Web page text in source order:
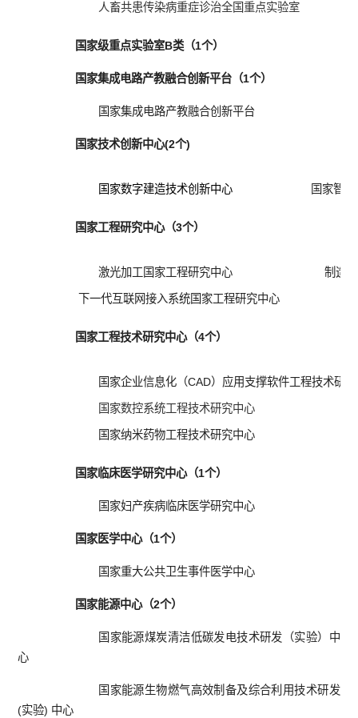
人畜共患传染病重症诊治全国重点实验室
国家级重点实验室B类（1个）
国家集成电路产教融合创新平台（1个）
国家集成电路产教融合创新平台
国家技术创新中心(2个)
国家数字建造技术创新中心 国家智
国家工程研究中心（3个）
激光加工国家工程研究中心 制造
下一代互联网接入系统国家工程研究中心
国家工程技术研究中心（4个）
国家企业信息化（CAD）应用支撑软件工程技术研
国家数控系统工程技术研究中心
国家纳米药物工程技术研究中心
国家临床医学研究中心（1个）
国家妇产疾病临床医学研究中心
国家医学中心（1个）
国家重大公共卫生事件医学中心
国家能源中心（2个）
国家能源煤炭清洁低碳发电技术研发（实验）中
心
国家能源生物燃气高效制备及综合利用技术研发
(实验) 中心